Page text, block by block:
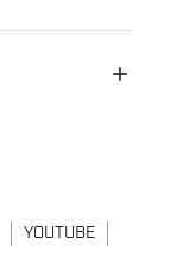
YOUTUBE